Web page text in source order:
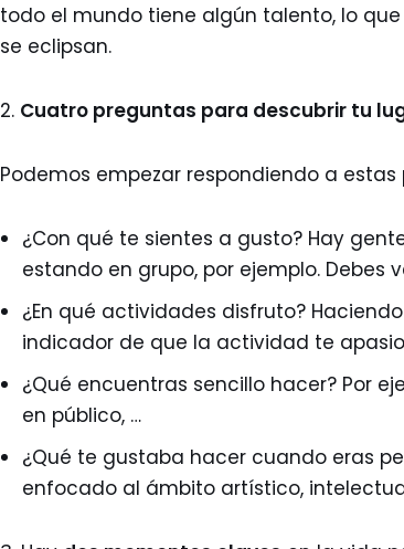
todo el mundo tiene algún talento, lo
se eclipsan.
2. Cuatro preguntas para descubrir tu
Podemos empezar respondiendo a
¿Con qué te sientes a gusto? Hay
estando en grupo, por ejemplo.
¿En qué actividades disfruto?
indicador de que la actividad te
¿Qué encuentras sencillo hacer? Por
en público, …
¿Qué te gustaba hacer cuando eras
enfocado al ámbito artístico,